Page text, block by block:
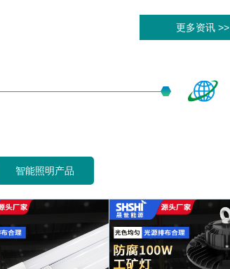
更多资讯 >>
智能照明产品